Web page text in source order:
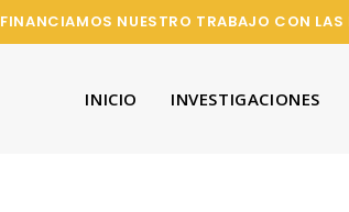
FINANCIAMOS NUESTRO TRABAJO CON LAS
INICIO INVESTIGACIONES